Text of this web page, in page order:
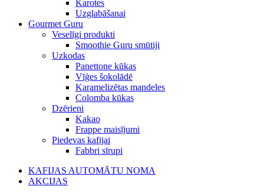
Karotes
Uzglabāšanai
Gourmet Guru
Veselīgi produkti
Smoothie Guru smūtiji
Uzkodas
Panettone kūkas
Vīģes šokolādē
Karamelizētas mandeles
Colomba kūkas
Dzērieni
Kakao
Frappe maisījumi
Piedevas kafijai
Fabbri sīrupi
KAFIJAS AUTOMĀTU NOMA
AKCIJAS